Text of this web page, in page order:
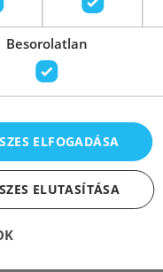
Reitter
9-17 ::
Besorolatlan
ELFOGADÁSA
ELUTASÍTÁSA